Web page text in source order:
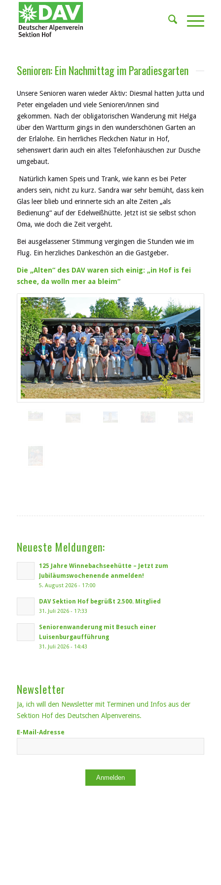
Senioren: Ein Nachmittag im Paradiesgarten
Unsere Senioren waren wieder Aktiv: Diesmal hatten Jutta und
Peter eingeladen und viele Senioren/innen sind
gekommen. Nach der obligatorischen Wanderung mit Helga
über den Wartturm gings in den wunderschönen Garten an
der Erlalohe. Ein herrliches Fleckchen Natur in Hof,
sehenswert darin auch ein altes Telefonhäuschen zur Dusche
umgebaut.
Natürlich kamen Speis und Trank, wie kann es bei Peter
anders sein, nicht zu kurz. Sandra war sehr bemüht, dass kein
Glas leer blieb und erinnerte sich an alte Zeiten „als
Bedienung“ auf der Edelweißhütte. Jetzt ist sie selbst schon
Oma, wie doch die Zeit vergeht.
Bei ausgelassener Stimmung vergingen die Stunden wie im
Flug. Ein herzliches Dankeschön an die Gastgeber.
Die „Alten“ des DAV waren sich einig: „in Hof is fei
schee, da wolln mer aa bleim“
Neueste Meldungen:
125 Jahre Winnebachseehütte – Jetzt zum
Jubiläumswochenende anmelden!
5. August 2026 - 17:00
DAV Sektion Hof begrüßt 2.500. Mitglied
31. Juli 2026 - 17:33
Seniorenwanderung mit Besuch einer
Luisenburgaufführung
31. Juli 2026 - 14:43
Newsletter
Ja, ich will den Newsletter mit Terminen und Infos aus der
Sektion Hof des Deutschen Alpenvereins.
E-Mail-Adresse
Anmelden